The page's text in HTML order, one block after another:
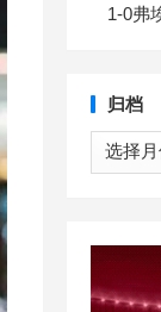
1-0弗
归档
归